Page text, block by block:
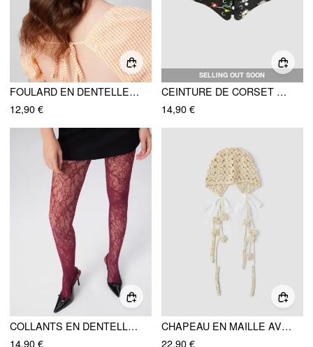
FOULARD EN DENTELLE FLORAL
12,90 €
SELLING OUT SOON
CEINTURE DE CORSET BRODÉE À LACETS
14,90 €
COLLANTS EN DENTELLE FLORALE
14,90 €
CHAPEAU EN MAILLE AVEC NOEUD PAPILLON ET FRANGES
22,90 €